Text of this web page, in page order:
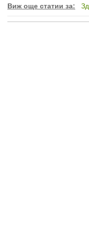
Виж още статии за: